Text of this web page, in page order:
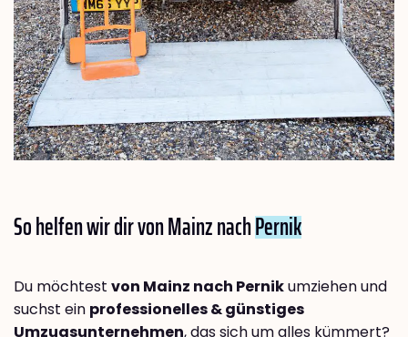
So helfen wir dir von Mainz nachPernik
Du möchtest von Mainz nach Pernikumziehen und
suchst ein professionelles & günstiges
Umzugsunternehmen, das sich um alles kümmert?